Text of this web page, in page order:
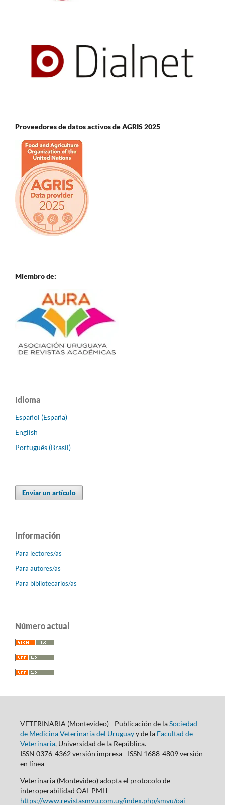
Proveedores de datos activos de AGRIS 2025
Miembro de:
Idioma
Español (España)
English
Português (Brasil)
Enviar un artículo
Información
Para lectores/as
Para autores/as
Para bibliotecarios/as
Número actual
VETERINARIA (Montevideo) - Publicación de laSociedad
de Medicina Veterinaria del Uruguayy de la Facultad de
Veterinaria, Universidad de la República.
ISSN 0376-4362 versión impresa - ISSN 1688-4809 versión
en línea
Veterinaria (Montevideo) adopta el protocolo de
interoperabilidad OAI-PMH
https://www.revistasmvu.com.uy/index.php/smvu/oai